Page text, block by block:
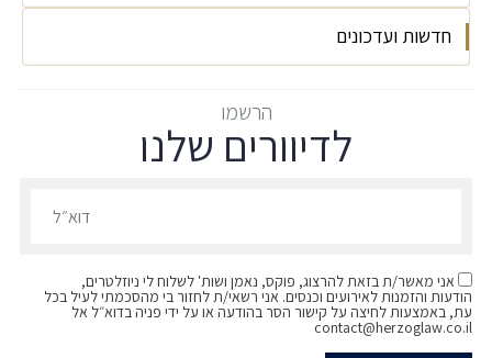
התחדשות עירונית
מיסוי מוניציפאלי
תכנון ובניה
אוניברסיטת תל אביב, LLB, משפטים בהצטיינות
הטכניון-מכון טכנולוגי לישראל, MRE, מקרקעין
לימודי תעודה, התמחות במיסוי מקרקעין
חדשות ועדכונים
הופקדה להתנגדויות התכנית הכוללנית החדשה של
תל אביב (תא/5500)
בית המשפט העליון קבע: בחישוב היטל ההשבחה אין
הרשמו
לדיוורים שלנו
אני מאשר/ת בזאת להרצוג, פוקס, נאמן ושות' לשלוח לי ניוזלטרים,
הודעות והזמנות לאירועים וכנסים. אני רשאי/ת לחזור בי מהסכמתי לעיל בכל
עת, באמצעות לחיצה על קישור הסר בהודעה או על ידי פניה בדוא״ל אל
contact@herzoglaw.co.il